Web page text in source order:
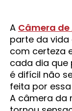
A Câmera de
parte da vida
com certeza
cada dia que
é difícil não
feita por
A câmera da